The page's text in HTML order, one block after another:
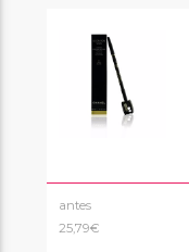
antes
25,79€